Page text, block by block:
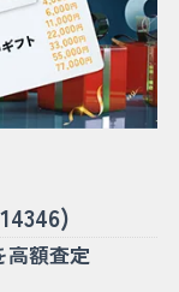
高額査定